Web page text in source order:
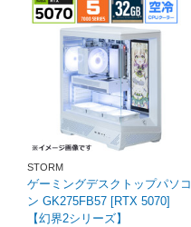
STORM
ゲーミングデスクトップパソコ
ン GK275FB57 [RTX 5070]
【幻界2シリーズ】